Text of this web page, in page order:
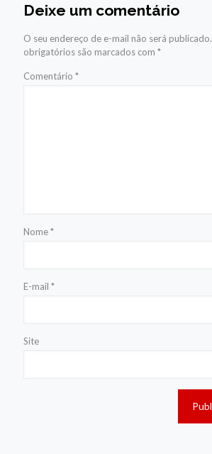
Deixe um comentário
O seu endereço de e-mail não será publicado.
obrigatórios são marcados com *
Comentário *
Nome*
E-mail *
Site